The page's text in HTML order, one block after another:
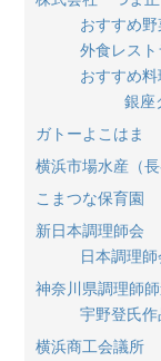
おすすめ野
外食レス
おすすめ料
銀座
ガトーよこはま
横浜市場水産（長
こまつな保育園
新日本調理師会
日本調理師
神奈川県調理師
宇野登氏作
横浜商工会議所